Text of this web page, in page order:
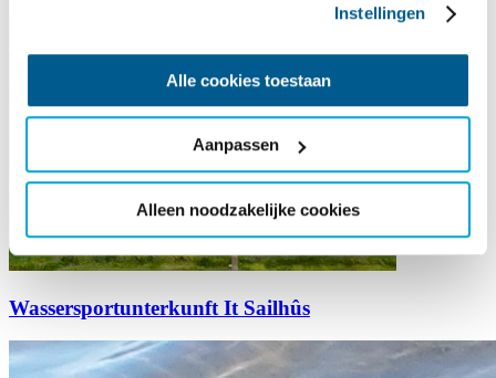
Instellingen
Alle cookies toestaan
Aanpassen
Alleen noodzakelijke cookies
Wassersportunterkunft It Sailhûs